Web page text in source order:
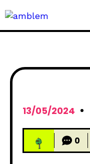
13/05/2024
0